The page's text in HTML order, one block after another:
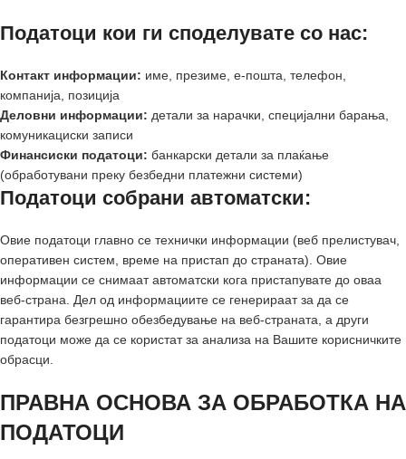
Податоци кои ги споделувате со нас:
Контакт информации: име, презиме, е-пошта, телефон,
компанија, позиција
Деловни информации: детали за нарачки, специјални барања,
комуникациски записи
Финансиски податоци: банкарски детали за плаќање
(обработувани преку безбедни платежни системи)
Податоци собрани автоматски:
Овие податоци главно се технички информации (веб прелистувач,
оперативен систем, време на пристап до страната). Овие
информации се снимаат автоматски кога пристапувате до оваа
веб-страна. Дел од информациите се генерираат за да се
гарантира безгрешно обезбедување на веб-страната, а други
податоци може да се користат за анализа на Вашите корисничките
обрасци.
ПРАВНА ОСНОВА ЗА ОБРАБОТКА НА
ПОДАТОЦИ